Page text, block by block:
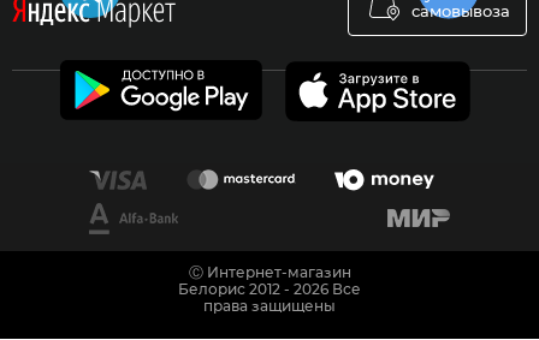
самовывоза
Ⓒ Интернет-магазин
Белорис 2012 - 2026 Все
права защищены